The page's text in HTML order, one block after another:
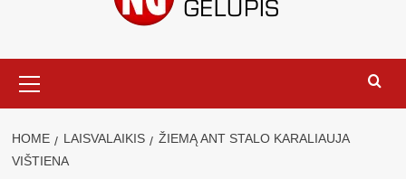
Menu
HOME LAISVALAIKIS
ŽIEMĄ ANT STALO KARALIAUJA
VIŠTIENA